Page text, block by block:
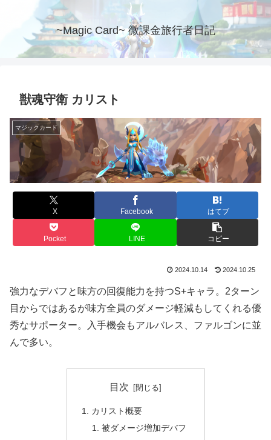
~Magic Card~ 微課金旅行者日記
獣魂守衛 カリスト
マジックカード
X Facebook はてブ
Pocket LINE コピー
2024.10.14 2024.10.25
強力なデバフと味方の回復能力を持つS+キャラ。2ターン
目からではあるが味方全員のダメージ軽減もしてくれる優
秀なサポーター。入手機会もアルバレス、ファルゴンに並
んで多い。
目次
カリスト概要
被ダメージ増加デバフ